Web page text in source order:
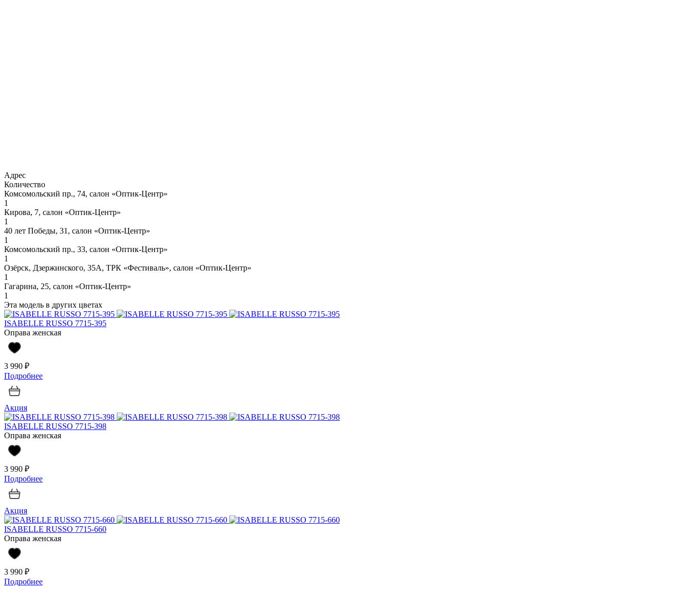
Адрес
Количество
Комсомольский пр., 74, салон «Оптик-Центр»
1
Кирова, 7, салон «Оптик-Центр»
1
40 лет Победы, 31, салон «Оптик-Центр»
1
Комсомольский пр., 33, салон «Оптик-Центр»
1
Озёрск, Дзержинского, 35А, ТРК «Фестиваль», салон «Оптик-Центр»
1
Гагарина, 25, салон «Оптик-Центр»
1
Эта модель в других цветах
ISABELLE RUSSO 7715-395
Оправа женская
3 990 ₽
Подробнее
Акция
ISABELLE RUSSO 7715-398
Оправа женская
3 990 ₽
Подробнее
Акция
ISABELLE RUSSO 7715-660
Оправа женская
3 990 ₽
Подробнее